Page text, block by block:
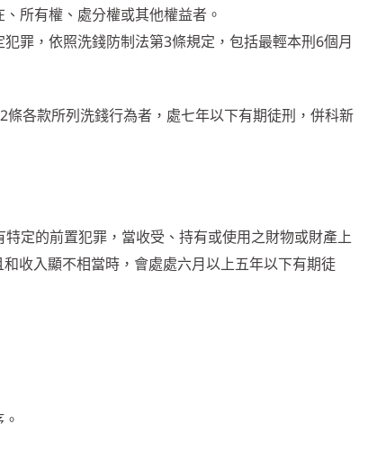
所有權、處分權或其他權益者。
罪，依照洗錢防制法第3條規定，包括最輕本刑6個月
各款所列洗錢行為者，處七年以下有期徒刑，併科新
定的前置犯罪，當收受、持有或使用之財物或財產上
收入顯不相當時，會處處六月以上五年以下有期徒